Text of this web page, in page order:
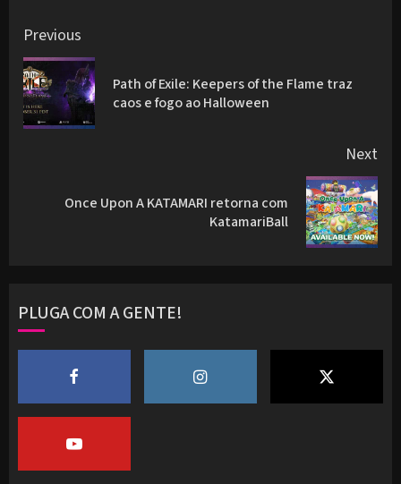
Post
navigation
Previous
Path of Exile: Keepers of the Flame traz
caos e fogo ao Halloween
Next
Once Upon A KATAMARI retorna com
KatamariBall
PLUGA COM A GENTE!